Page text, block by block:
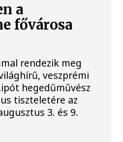
a
fővárosa
rendezik meg
veszprémi
hegedűművész
tiszteletére az
3. és 9.